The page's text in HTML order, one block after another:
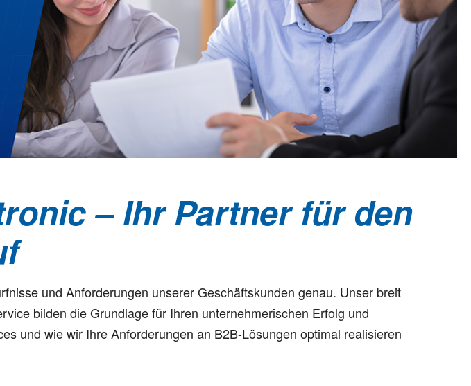
– Ihr Partner für den
und Anforderungen unserer Geschäftskunden genau. Unser breit
bilden die Grundlage für Ihren unternehmerischen Erfolg und
und wie wir Ihre Anforderungen an B2B-Lösungen optimal realisieren